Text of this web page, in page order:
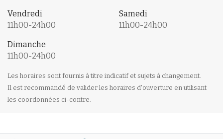
Vendredi
11h00-24h00
Samedi
11h00-24h00
Dimanche
11h00-24h00
Les horaires sont fournis à titre indicatif et sujets à changement.
Il est recommandé de valider les horaires d'ouverture en utilisant
les coordonnées ci-contre.